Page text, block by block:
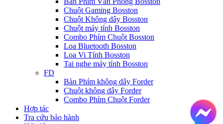
Chuột Gaming Bosston
Chuột Không dây Bosston
Chuột máy tính Bosston
Combo Phím Chuột Bosston
Loa Bluetooth Bosston
Loa Vi Tính Bosston
Tai nghe máy tính Bosston
FD
Bàn Phím không dây Forder
Chuột không dây Forder
Combo Phím Chuột Forder
Hợp tác
Tra cứu bảo hành